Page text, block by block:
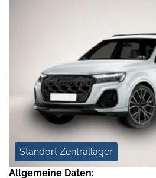
Standort Zentrallager
Allgemeine Daten: